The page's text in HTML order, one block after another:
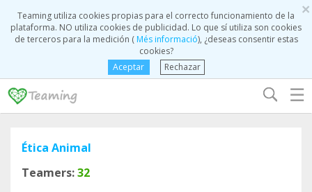
×
Teaming utiliza cookies propias para el correcto funcionamiento de la
plataforma. NO utiliza cookies de publicidad. Lo que sí utiliza son cookies
de terceros para la medición (Més informació), ¿deseas consentir estas
cookies?
Aceptar
Rechazar
☰
Ética Animal
Teamers:32